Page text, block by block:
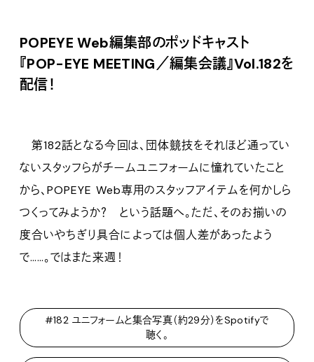
POPEYE Web編集部のポッドキャスト
『POP-EYE MEETING／編集会議』Vol.182を
配信！
第182話となる今回は、団体競技をそれほど通ってい
ないスタッフらがチームユニフォームに憧れていたこと
から、POPEYE Web専用のスタッフアイテムを何かしら
つくってみようか？ という話題へ。ただ、そのお揃いの
度合いやちぎり具合によっては個人差があったよう
で……。ではまた来週！
#182 ユニフォームと集合写真（約29分）をSpotifyで
聴く。